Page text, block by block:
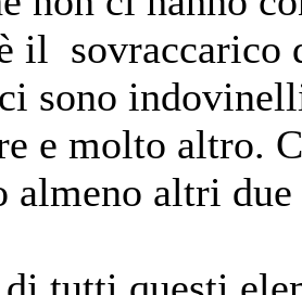
il sovraccarico
sono
e molto altro.
almeno altri